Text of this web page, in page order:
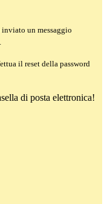
inviato un messaggio
il reset della password
di posta elettronica!